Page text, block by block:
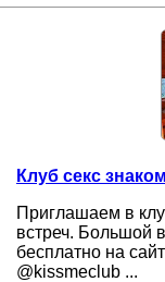
Клуб секс
Приглашаем в
встреч. Большой
бесплатно на
@kissmeclub ...